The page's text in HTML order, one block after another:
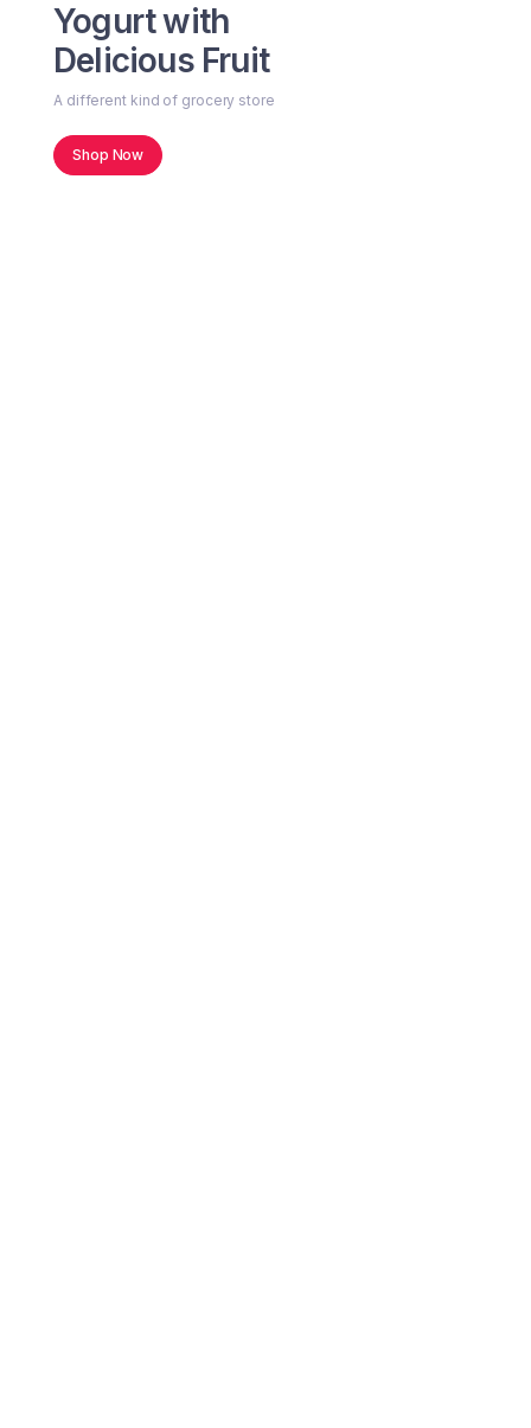
Yogurt with
Delicious Fruit
A different kind of grocery store
Shop Now